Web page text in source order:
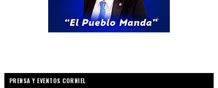
PRENSA Y EVENTOS CORNIEL